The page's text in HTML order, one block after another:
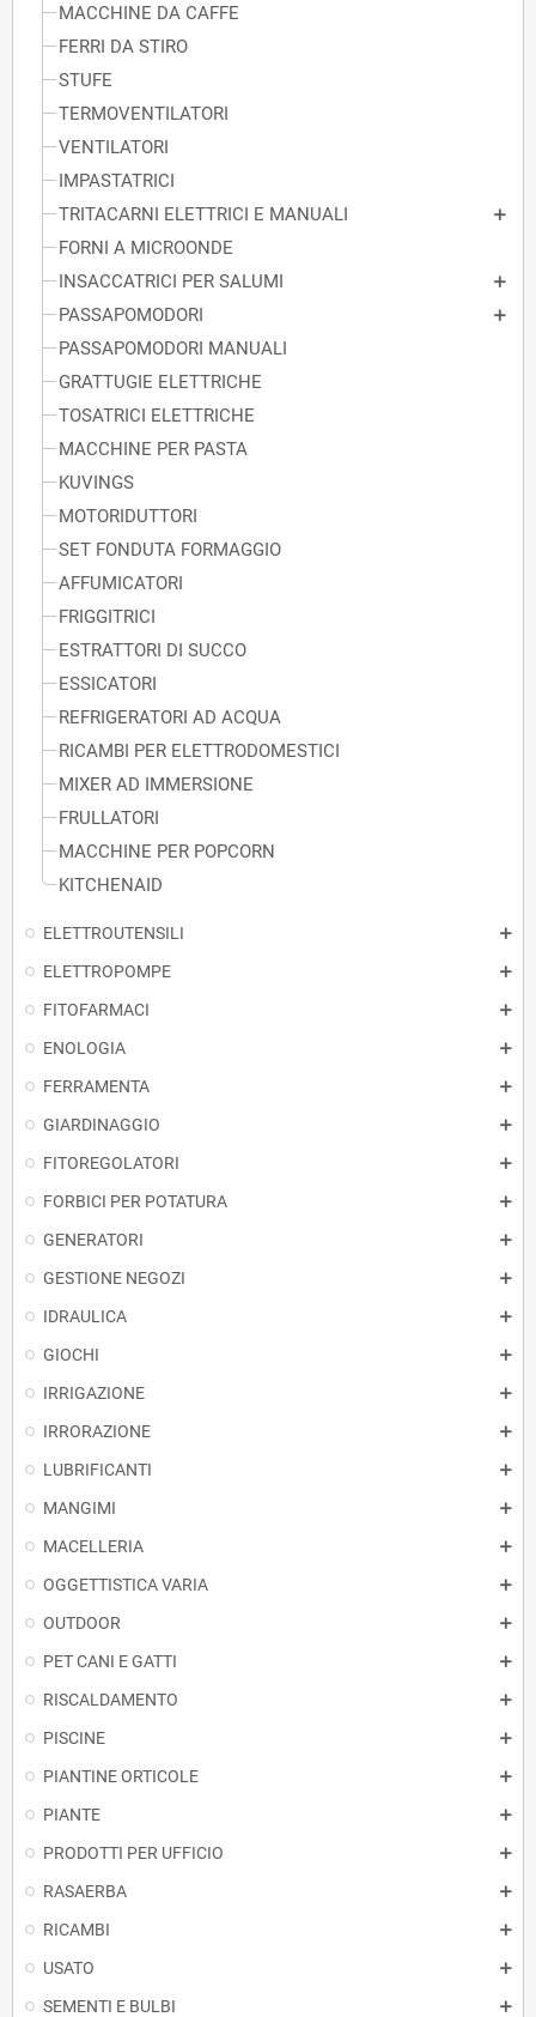
MACCHINE DA CAFFE
FERRI DA STIRO
STUFE
TERMOVENTILATORI
VENTILATORI
IMPASTATRICI
TRITACARNI ELETTRICI E MANUALI
FORNI A MICROONDE
INSACCATRICI PER SALUMI
PASSAPOMODORI
PASSAPOMODORI MANUALI
GRATTUGIE ELETTRICHE
TOSATRICI ELETTRICHE
MACCHINE PER PASTA
KUVINGS
MOTORIDUTTORI
SET FONDUTA FORMAGGIO
AFFUMICATORI
FRIGGITRICI
ESTRATTORI DI SUCCO
ESSICATORI
REFRIGERATORI AD ACQUA
RICAMBI PER ELETTRODOMESTICI
MIXER AD IMMERSIONE
FRULLATORI
MACCHINE PER POPCORN
KITCHENAID
ELETTROUTENSILI
ELETTROPOMPE
FITOFARMACI
ENOLOGIA
FERRAMENTA
GIARDINAGGIO
FITOREGOLATORI
FORBICI PER POTATURA
GENERATORI
GESTIONE NEGOZI
IDRAULICA
GIOCHI
IRRIGAZIONE
IRRORAZIONE
LUBRIFICANTI
MANGIMI
MACELLERIA
OGGETTISTICA VARIA
OUTDOOR
PET CANI E GATTI
RISCALDAMENTO
PISCINE
PIANTINE ORTICOLE
PIANTE
PRODOTTI PER UFFICIO
RASAERBA
RICAMBI
USATO
SEMENTI E BULBI